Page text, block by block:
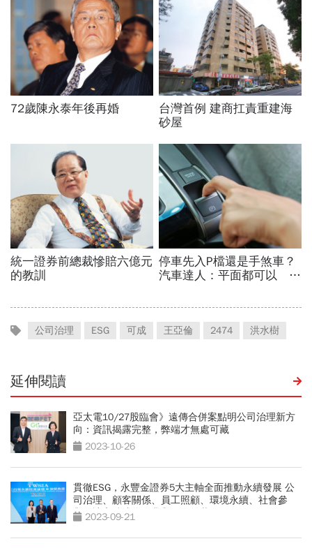
公司治理 ESG 可成 王亞倫 2474 洪水樹
延伸閱讀
亞太電10/27股臨會》遠傳合併案點明公司治理新方
向：資訊揭露完整，弊端才無處可藏
2023-10-26
貫徹ESG，永豐金證券5大主軸全面推動永續發展 公
司治理、顧客關係、員工照顧、環境永續、社會參
與，讓永續成為企業與員工的共同DNA
2023-09-21